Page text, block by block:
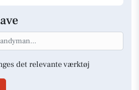
det relevante værktøj